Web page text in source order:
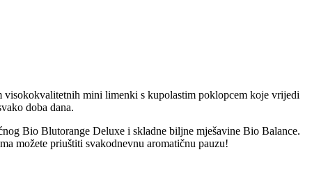
visokokvalitetnih mini limenki s kupolastim poklopcem koje vrijedi
doba dana.
Bio Blutorange Deluxe i skladne biljne mješavine Bio Balance.
možete priuštiti svakodnevnu aromatičnu pauzu!